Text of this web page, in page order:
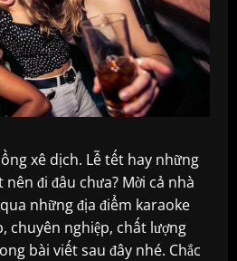
xê dịch. Lễ tết hay những
đi đâu chưa? Mời cả nhà
những địa điểm karaoke
chuyên nghiệp, chất lượng
bài viết sau đây nhé. Chắc